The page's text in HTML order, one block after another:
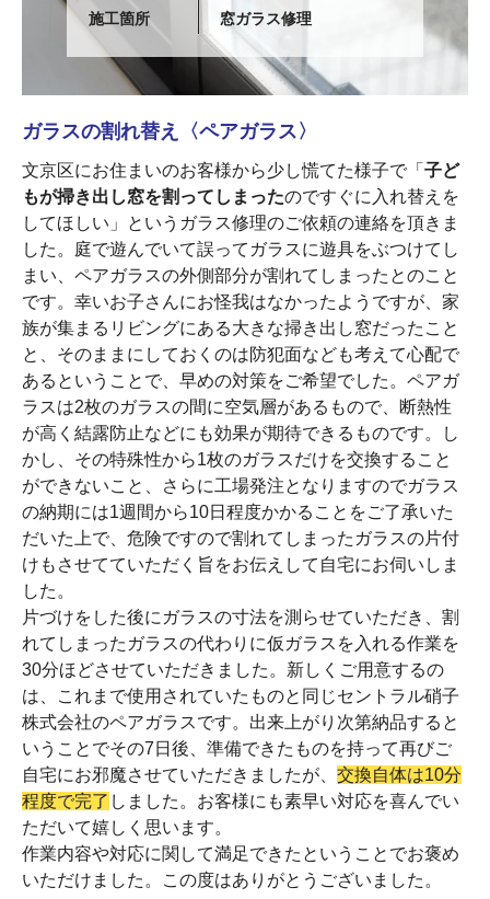
施工箇所
窓ガラス修理
ガラスの割れ替え〈ペアガラス〉
文京区にお住まいのお客様から少し慌てた様子で「 子ど
もが掃き出し窓を割ってしまったのですぐに入れ替えを
してほしい」というガラス修理のご依頼の連絡を頂きま
した。庭で遊んでいて誤ってガラスに遊具をぶつけてし
まい、ペアガラスの外側部分が割れてしまったとのこと
です。幸いお子さんにお怪我はなかったようですが、家
族が集まるリビングにある大きな掃き出し窓だったこと
と、そのままにしておくのは防犯面なども考えて心配で
あるということで、早めの対策をご希望でした。ペアガ
ラスは2枚のガラスの間に空気層があるもので、断熱性
が高く結露防止などにも効果が期待できるものです。し
かし、その特殊性から1枚のガラスだけを交換すること
ができないこと、さらに工場発注となりますのでガラス
の納期には1週間から10日程度かかることをご了承いた
だいた上で、危険ですので割れてしまったガラスの片付
けもさせてていただく旨をお伝えして自宅にお伺いしま
した。
片づけをした後にガラスの寸法を測らせていただき、割
れてしまったガラスの代わりに仮ガラスを入れる作業を
30分ほどさせていただきました。新しくご用意するの
は、これまで使用されていたものと同じセントラル硝子
株式会社のペアガラスです。出来上がり次第納品すると
いうことでその7日後、準備できたものを持って再びご
自宅にお邪魔させていただきましたが、 交換自体は10分
程度で完了 しました。お客様にも素早い対応を喜んでい
ただいて嬉しく思います。
作業内容や対応に関して満足できたということでお褒め
いただけました。この度はありがとうございました。